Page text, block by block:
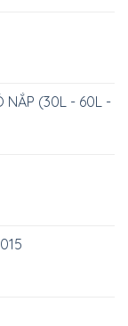
NẮP (30L - 60L -